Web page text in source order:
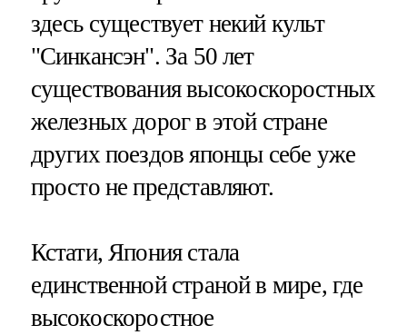
здесь существует некий культ
"Синкансэн". За 50 лет
существования высокоскоростных
железных дорог в этой стране
других поездов японцы себе уже
просто не представляют.
Кстати, Япония стала
единственной страной в мире, где
высокоскоростное